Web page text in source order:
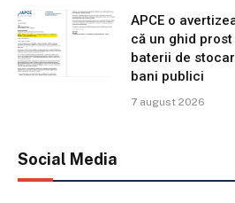
APCE o
că un ghid
baterii de
bani publici
7 august 2026
Social Media